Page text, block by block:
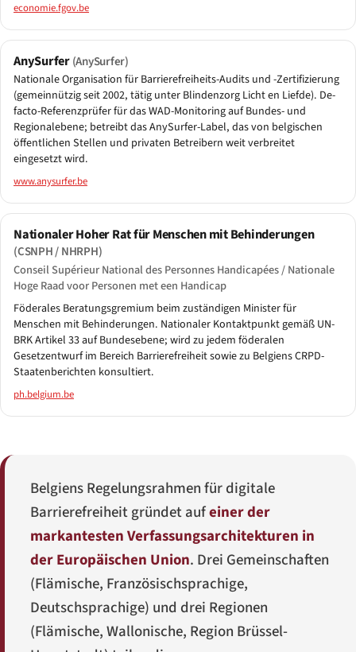
economie.fgov.be
AnySurfer(AnySurfer)
Nationale Organisation für Barrierefreiheits-Audits und -Zertifizierung
(gemeinnützig seit 2002, tätig unter Blindenzorg Licht en Liefde). De-
facto-Referenzprüfer für das WAD-Monitoring auf Bundes- und
Regionalebene; betreibt das AnySurfer-Label, das von belgischen
öffentlichen Stellen und privaten Betreibern weit verbreitet
eingesetzt wird.
www.anysurfer.be
Nationaler Hoher Rat für Menschen mit Behinderungen
(CSNPH / NHRPH)
Conseil Supérieur National des Personnes Handicapées / Nationale
Hoge Raad voor Personen met een Handicap
Föderales Beratungsgremium beim zuständigen Minister für
Menschen mit Behinderungen. Nationaler Kontaktpunkt gemäß UN-
BRK Artikel 33 auf Bundesebene; wird zu jedem föderalen
Gesetzentwurf im Bereich Barrierefreiheit sowie zu Belgiens CRPD-
Staatenberichten konsultiert.
ph.belgium.be
Belgiens Regelungsrahmen für digitale
Barrierefreiheit gründet aufeiner der
markantesten Verfassungsarchitekturen in
der Europäischen Union. Drei Gemeinschaften
(Flämische, Französischsprachige,
Deutschsprachige) und drei Regionen
(Flämische, Wallonische, Region Brüssel-